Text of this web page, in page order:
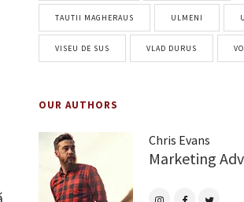
TAUTII MAGHERAUS ULMENI
VISEU DE SUS VLAD DURUS
OUR AUTHORS
Chris Evans
Marketing